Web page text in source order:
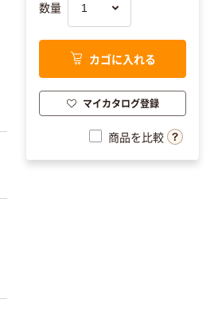
数量
カゴに入れる
マイカタログ登録
商品を比較